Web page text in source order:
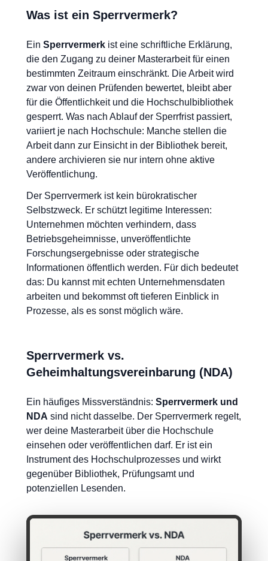
Was ist ein Sperrvermerk?
Ein Sperrvermerk ist eine schriftliche Erklärung,
die den Zugang zu deiner Masterarbeit für einen
bestimmten Zeitraum einschränkt. Die Arbeit wird
zwar von deinen Prüfenden bewertet, bleibt aber
für die Öffentlichkeit und die Hochschulbibliothek
gesperrt. Was nach Ablauf der Sperrfrist passiert,
variiert je nach Hochschule: Manche stellen die
Arbeit dann zur Einsicht in der Bibliothek bereit,
andere archivieren sie nur intern ohne aktive
Veröffentlichung.
Der Sperrvermerk ist kein bürokratischer
Selbstzweck. Er schützt legitime Interessen:
Unternehmen möchten verhindern, dass
Betriebsgeheimnisse, unveröffentlichte
Forschungsergebnisse oder strategische
Informationen öffentlich werden. Für dich bedeutet
das: Du kannst mit echten Unternehmensdaten
arbeiten und bekommst oft tieferen Einblick in
Prozesse, als es sonst möglich wäre.
Sperrvermerk vs.
Geheimhaltungsvereinbarung (NDA)
Ein häufiges Missverständnis: Sperrvermerk und
NDA sind nicht dasselbe. Der Sperrvermerk regelt,
wer deine Masterarbeit über die Hochschule
einsehen oder veröffentlichen darf. Er ist ein
Instrument des Hochschulprozesses und wirkt
gegenüber Bibliothek, Prüfungsamt und
potenziellen Lesenden.